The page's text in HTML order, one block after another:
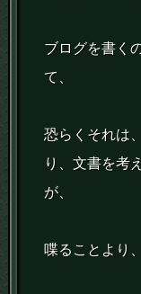
ブログを書く
て、
恐らくそれは
り、文書を考
が、
喋ることより